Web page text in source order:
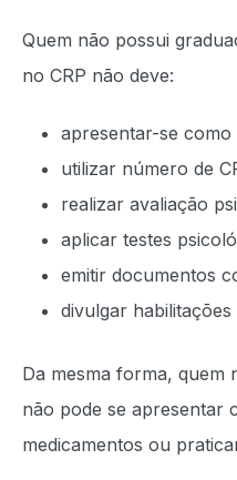
Quem não possui
no CRP não deve:
apresentar-se como
utilizar número de
realizar avaliação
aplicar testes
emitir documentos
divulgar
Da mesma forma, quem
não pode se apresentar
medicamentos ou